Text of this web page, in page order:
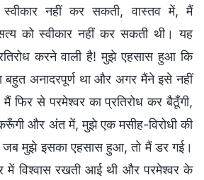
स्वीकार नहीं कर सकती, वास्तव में, मैं
को स्वीकार नहीं कर सकती थी। यह
करने वाली है! मुझे एहसास हुआ कि
बहुत अनादरपूर्ण था और अगर मैंने इसे नहीं
फिर से परमेश्वर का प्रतिरोध कर बैठूँगी,
और अंत में, मुझे एक मसीह-विरोधी की
जब मुझे इसका एहसास हुआ, तो मैं डर गई।
में विश्वास रखती आई थी और परमेश्वर के